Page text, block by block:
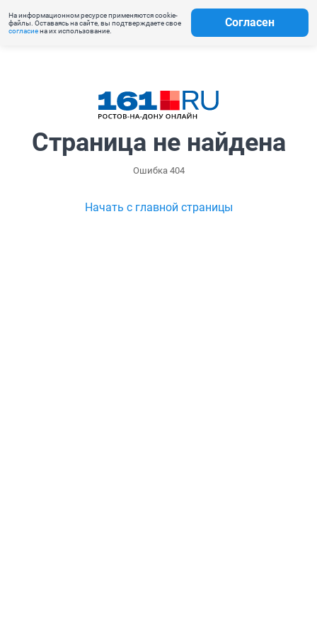
На информационном ресурсе применяются cookie-
файлы. Оставаясь на сайте, вы подтверждаете свое
согласиена их использование.
Согласен
Страница не найдена
Ошибка 404
Начать с главной страницы